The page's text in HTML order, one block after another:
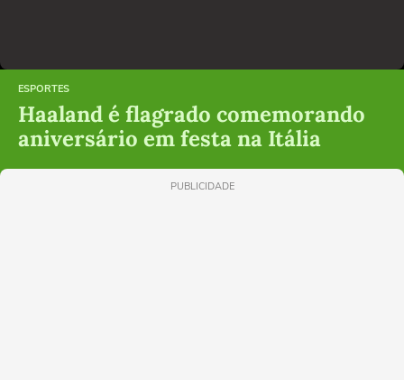
ESPORTES
Haaland é flagrado comemorando
aniversário em festa na Itália
PUBLICIDADE